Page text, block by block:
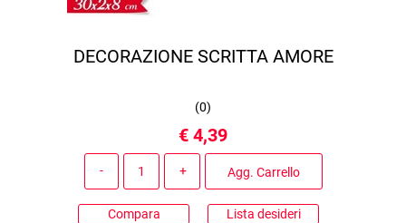
DECORAZIONE SCRITTA AMORE
(0)
€ 4,39
Agg. Carrello
Compara Lista desideri